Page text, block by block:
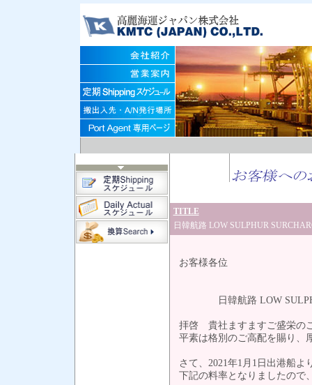
TITLE
日韓航路 LOW SULPHUR
お客様各位
日韓航路 LOW
拝啓 貴社ますますご盛栄の
平素は格別のご高配を賜り、
さて、2021年1月1日出港船よ
下記の料率となりましたので